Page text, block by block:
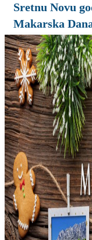
Sretnu Novu
Makarska